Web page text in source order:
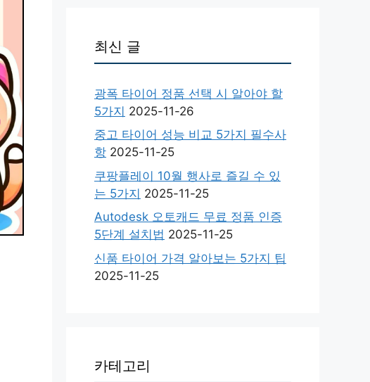
최신 글
광폭 타이어 정품 선택 시 알아야 할
5가지 2025-11-26
중고 타이어 성능 비교 5가지 필수사
항 2025-11-25
쿠팡플레이 10월 행사로 즐길 수 있
는 5가지 2025-11-25
Autodesk 오토캐드 무료 정품 인증
5단계 설치법 2025-11-25
신품 타이어 가격 알아보는 5가지 팁
2025-11-25
카테고리